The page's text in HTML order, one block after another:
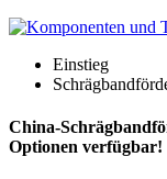
Einstieg
China-
Optionen verfügbar!